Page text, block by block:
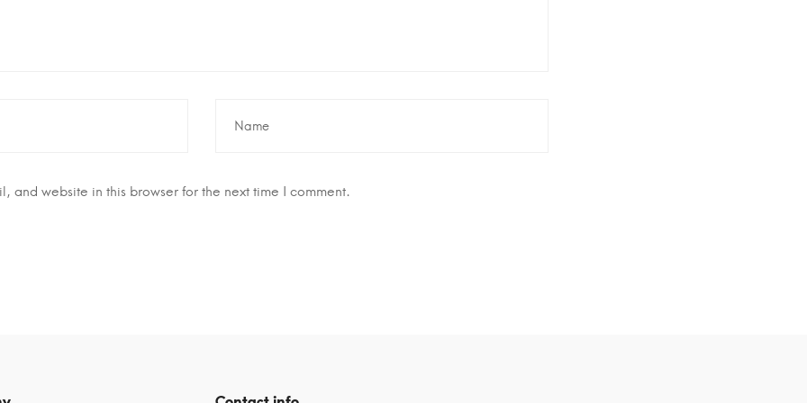
and website in this browser for the next time I comment.